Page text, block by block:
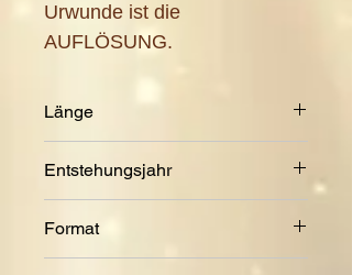
Urwunde ist die
AUFLÖSUNG.
Länge
Entstehungsjahr
Format